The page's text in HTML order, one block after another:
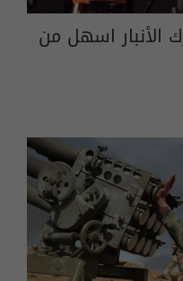
الأنبار اسهل من